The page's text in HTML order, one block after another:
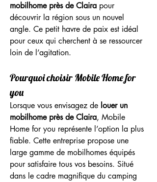
mobilhome près de Claira pour
découvrir la région sous un nouvel
angle. Ce petit havre de paix est idéal
pour ceux qui cherchent à se ressourcer
loin de l’agitation.
Pourquoi choisir Mobile Home for
you
Lorsque vous envisagez de louer un
mobilhome près de Claira, Mobile
Home for you représente l’option la plus
fiable. Cette entreprise propose une
large gamme de mobilhomes équipés
pour satisfaire tous vos besoins. Situé
dans le cadre magnifique du camping